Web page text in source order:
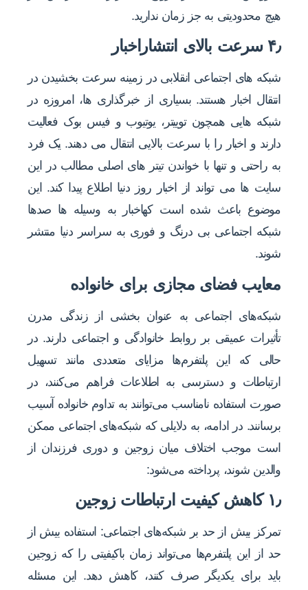
هیچ محدودیتی به جز زمان ندارید.
۴٫ سرعت بالای انتشاراخبار
شبکه های اجتماعی انقلابی در زمینه سرعت بخشیدن در
انتقال اخبار هستند. بسیاری از خبرگذاری ها، امروزه در
شبکه هایی همچون توییتر، یوتیوب و فیس بوک فعالیت
دارند و اخبار را با سرعت بالایی انتقال می دهند. یک فرد
به راحتی و تنها با خواندن تیتر های اصلی مطالب در این
سایت ها می تواند از اخبار روز دنیا اطلاع پیدا کند. این
موضوع باعث شده است کهاخبار به وسیله ها صدها
شبکه اجتماعی بی درنگ و فوری به سراسر دنیا منتشر
شوند.
معایب فضای مجازی برای خانواده
شبکه‌های اجتماعی به عنوان بخشی از زندگی مدرن
تأثیرات عمیقی بر روابط خانوادگی و اجتماعی دارند. در
حالی که این پلتفرم‌ها مزایای متعددی مانند تسهیل
ارتباطات و دسترسی به اطلاعات فراهم می‌کنند، در
صورت استفاده نامناسب می‌توانند به تداوم خانواده آسیب
برسانند. در ادامه، به دلایلی که شبکه‌های اجتماعی ممکن
است موجب اختلاف میان زوجین و دوری فرزندان از
والدین شوند، پرداخته می‌شود:
۱٫ کاهش کیفیت ارتباطات زوجین
تمرکز بیش از حد بر شبکه‌های اجتماعی: استفاده بیش از
حد از این پلتفرم‌ها می‌تواند زمان باکیفیتی را که زوجین
باید برای یکدیگر صرف کنند، کاهش دهد. این مسئله